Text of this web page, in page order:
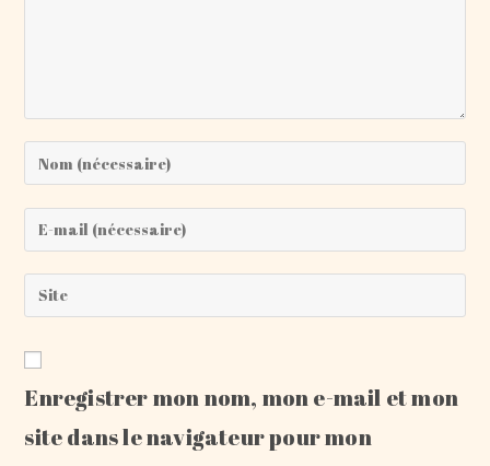
Enter
your
name
or
to
comment
Enter
your
email
address
comment
Saisir
l’URL
votre
site
Enregistrer mon nom, mon e-mail et mon
site dans le navigateur pour mon